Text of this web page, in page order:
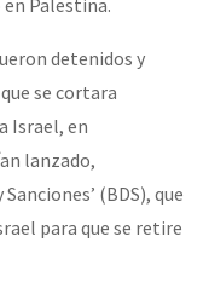
detenidos y
se cortara
Israel, en
lanzado,
(BDS), que
para que se retire